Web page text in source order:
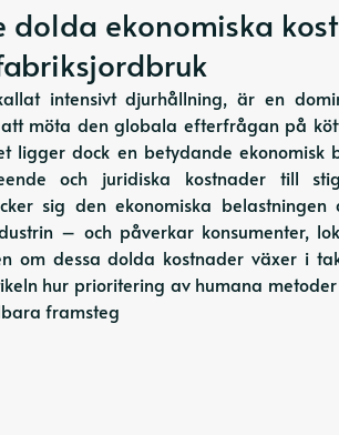
dolda ekonomiska
intensivt djurhållning, är en
möta den globala efterfrågan på
ligger dock en betydande ekonomisk
och juridiska kostnader till
sig den ekonomiska
– och påverkar konsumenter,
om dessa dolda kostnader växer i
hur prioritering av humana
framsteg